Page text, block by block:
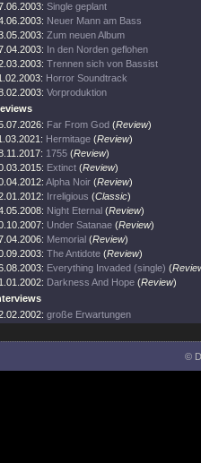
Single geplant
Neuer Mann am Bass
Zum neuen Album
In den Norden geflohen
Trennen sich von Bassist
Horror Soundtrack
Vorproduktion
Far From God (Review)
Hermitage (Review)
1755 (Review)
Extinct (Review)
Alpha Noir (Review)
Irreligious (Classic)
Night Eternal (Review)
Under Satanae (Review)
Memorial (Review)
The Antidote (Review)
Everything Invaded (single) (
Darkness And Hope (Review)
große Erwartungen
©